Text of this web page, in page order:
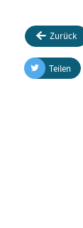
Zurück
Teilen